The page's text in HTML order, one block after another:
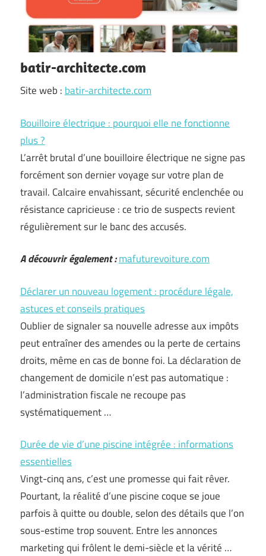
batir-architecte.com
Site web : batir-architecte.com
Bouilloire électrique : pourquoi elle ne fonctionne
plus ?
L’arrêt brutal d’une bouilloire électrique ne signe pas
forcément son dernier voyage sur votre plan de
travail. Calcaire envahissant, sécurité enclenchée ou
résistance capricieuse : ce trio de suspects revient
régulièrement sur le banc des accusés.
A découvrir également :mafuturevoiture.com
Déclarer un nouveau logement : procédure légale,
astuces et conseils pratiques
Oublier de signaler sa nouvelle adresse aux impôts
peut entraîner des amendes ou la perte de certains
droits, même en cas de bonne foi. La déclaration de
changement de domicile n’est pas automatique :
l’administration fiscale ne recoupe pas
systématiquement …
Durée de vie d’une piscine intégrée : informations
essentielles
Vingt-cinq ans, c’est une promesse qui fait rêver.
Pourtant, la réalité d’une piscine coque se joue
parfois à quitte ou double, selon des détails que l’on
sous-estime trop souvent. Entre les annonces
marketing qui frôlent le demi-siècle et la vérité …